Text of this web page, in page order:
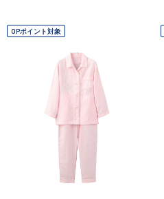
OPポイント対象